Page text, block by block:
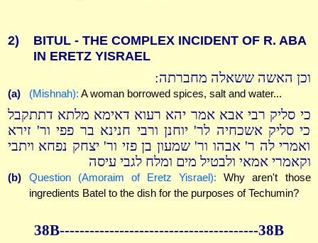
2)
BITUL - THE COMPLEX INCIDENT OF R. ABA
IN ERETZ YISRAEL
וכן האשה ששאלה מחברתה:
(a) (Mishnah): A woman borrowed spices, salt and water...
כי סליק רבי אבא אמר יהא רעוא דאימא מלתא דתתקבל
כי סליק אשכחיה לר' יוחנן ורבי חנינא בר פפי ור' זירא
ואמרי לה ר' אבהו ור' שמעון בן פזי ור' יצחק נפחא ויתבי
וקאמרי אמאי ולבטיל מים ומלח לגבי עיסה
(b) Question (Amoraim of Eretz Yisrael): Why aren't those
ingredients Batel to the dish for the purposes of Techumin?
38B----------------------------------------38B